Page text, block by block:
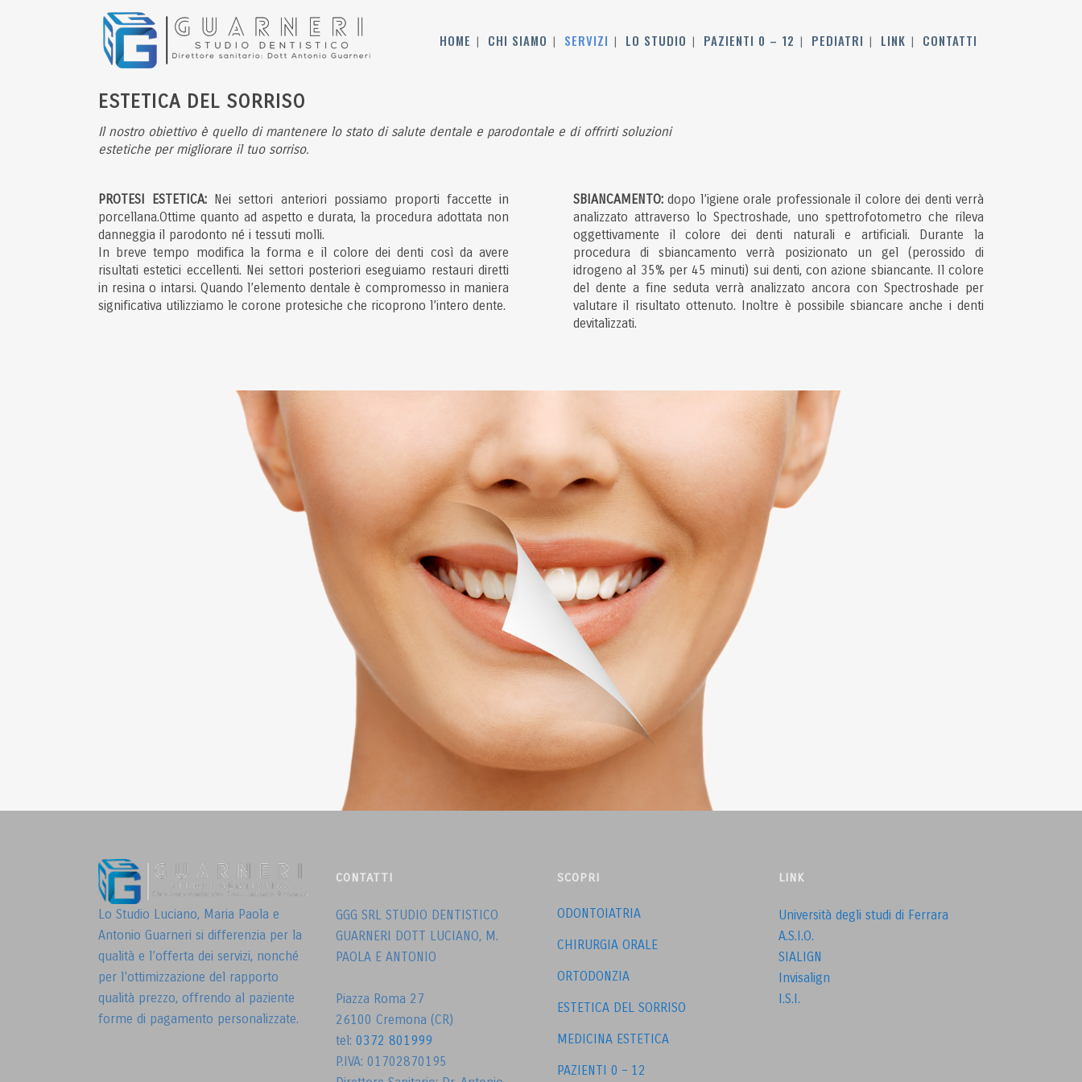
HOME CHI SIAMO SERVIZI LO STUDIO PAZIENTI 0 – 12 PEDIATRI LINK CONTATTI
ESTETICA DEL SORRISO
Il nostro obiettivo è quello di mantenere lo stato di salute dentale e parodontale e di offrirti soluzioni
estetiche per migliorare il tuo sorriso.
PROTESI ESTETICA: Nei settori anteriori possiamo proporti faccette in
porcellana.Ottime quanto ad aspetto e durata, la procedura adottata non
danneggia il parodonto né i tessuti molli.
In breve tempo modifica la forma e il colore dei denti così da avere
risultati estetici eccellenti. Nei settori posteriori eseguiamo restauri diretti
in resina o intarsi. Quando l’elemento dentale è compromesso in maniera
significativa utilizziamo le corone protesiche che ricoprono l’intero dente.
SBIANCAMENTO:dopo l’igiene orale professionale il colore dei denti verrà
analizzato attraverso lo Spectroshade, uno spettrofotometro che rileva
oggettivamente il colore dei denti naturali e artificiali. Durante la
procedura di sbiancamento verrà posizionato un gel (perossido di
idrogeno al 35% per 45 minuti) sui denti, con azione sbiancante. Il colore
del dente a fine seduta verrà analizzato ancora con Spectroshade per
valutare il risultato ottenuto. Inoltre è possibile sbiancare anche i denti
devitalizzati.
Lo Studio Luciano, Maria Paola e
Antonio Guarneri si differenzia per la
qualità e l’offerta dei servizi, nonché
per l’ottimizzazione del rapporto
qualità prezzo, offrendo al paziente
forme di pagamento personalizzate.
CONTATTI
GGG SRL STUDIO DENTISTICO
GUARNERI DOTT LUCIANO, M.
PAOLA E ANTONIO
Piazza Roma 27
26100 Cremona (CR)
tel: 0372 801999
P.IVA: 01702870195
SCOPRI
ODONTOIATRIA
CHIRURGIA ORALE
ORTODONZIA
ESTETICA DEL SORRISO
MEDICINA ESTETICA
PAZIENTI 0 – 12
LINK
Università degli studi di Ferrara
A.S.I.O.
SIALIGN
Invisalign
I.S.I.